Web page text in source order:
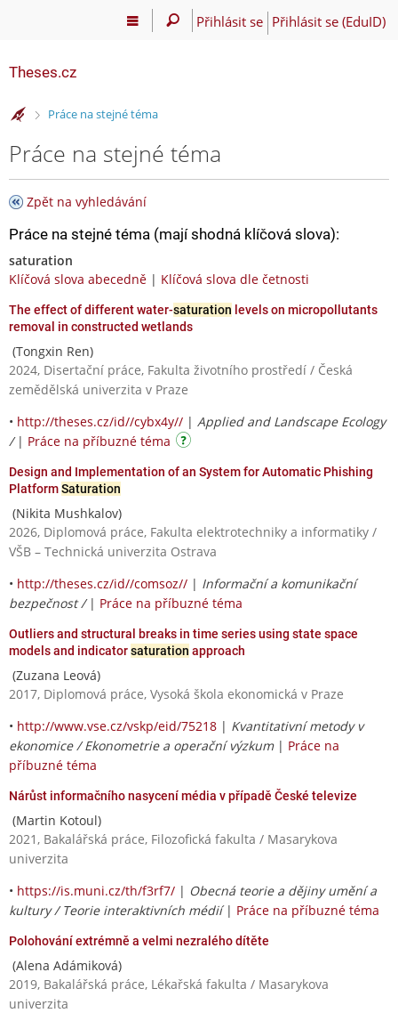
Přihlásit se Přihlásit se (EduID)
Theses.cz
>Práce na stejné téma
Práce na stejné téma
Zpět na vyhledávání
Práce na stejné téma (mají shodná klíčová slova):
saturation
Klíčová slova abecedně | Klíčová slova dle četnosti
The effect of different water-saturation levels on micropollutants
removal in constructed wetlands
(Tongxin Ren)
2024, Disertační práce, Fakulta životního prostředí / Česká
zemědělská univerzita v Praze
• http://theses.cz/id//cybx4y// | Applied and Landscape Ecology
/ | Práce na příbuzné téma
Design and Implementation of an System for Automatic Phishing
PlatformSaturation
(Nikita Mushkalov)
2026, Diplomová práce, Fakulta elektrotechniky a informatiky /
VŠB – Technická univerzita Ostrava
• http://theses.cz/id//comsoz// | Informační a komunikační
bezpečnost / | Práce na příbuzné téma
Outliers and structural breaks in time series using state space
models and indicatorsaturation approach
(Zuzana Leová)
2017, Diplomová práce, Vysoká škola ekonomická v Praze
• http://www.vse.cz/vskp/eid/75218 | Kvantitativní metody v
ekonomice / Ekonometrie a operační výzkum| Práce na
příbuzné téma
Nárůst informačního nasycení média v případě České televize
(Martin Kotoul)
2021, Bakalářská práce, Filozofická fakulta / Masarykova
univerzita
• https://is.muni.cz/th/f3rf7/ | Obecná teorie a dějiny umění a
kultury / Teorie interaktivních médií| Práce na příbuzné téma
Polohování extrémně a velmi nezralého dítěte
(Alena Adámiková)
2019, Bakalářská práce, Lékařská fakulta / Masarykova
univerzita